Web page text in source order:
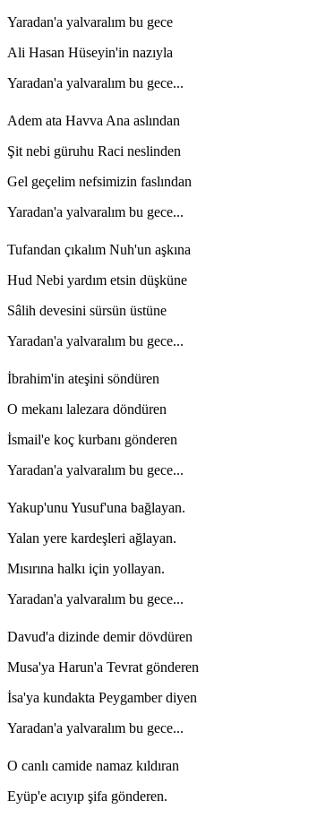
Yaradan'a yalvaralım bu gece
Ali Hasan Hüseyin'in nazıyla
Yaradan'a yalvaralım bu gece...
Adem ata Havva Ana aslından
Şit nebi güruhu Raci neslinden
Gel geçelim nefsimizin faslından
Yaradan'a yalvaralım bu gece...
Tufandan çıkalım Nuh'un aşkına
Hud Nebi yardım etsin düşküne
Sâlih devesini sürsün üstüne
Yaradan'a yalvaralım bu gece...
İbrahim'in ateşini söndüren
O mekanı lalezara döndüren
İsmail'e koç kurbanı gönderen
Yaradan'a yalvaralım bu gece...
Yakup'unu Yusuf'una bağlayan.
Yalan yere kardeşleri ağlayan.
Mısırına halkı için yollayan.
Yaradan'a yalvaralım bu gece...
Davud'a dizinde demir dövdüren
Musa'ya Harun'a Tevrat gönderen
İsa'ya kundakta Peygamber diyen
Yaradan'a yalvaralım bu gece...
O canlı camide namaz kıldıran
Eyüp'e acıyıp şifa gönderen.